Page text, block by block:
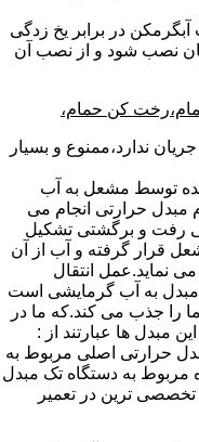
در برابر یخ زدگی
نصب شود و از نصب آن
کن حمام،
ندارد،ممنوع و بسیار
توسط مشعل به آب
حرارتی انجام می
رفت و برگشتی تشکیل
قرار گرفته و آب از آن
نماید.عمل انتقال
مبدل به آب گرمایشی است
را جذب می کند.که ما در
مبدل ها عبارتند از :
حرارتی اصلی مربوط به
مربوط به دستگاه تک مبدل
ترین در تعمیر